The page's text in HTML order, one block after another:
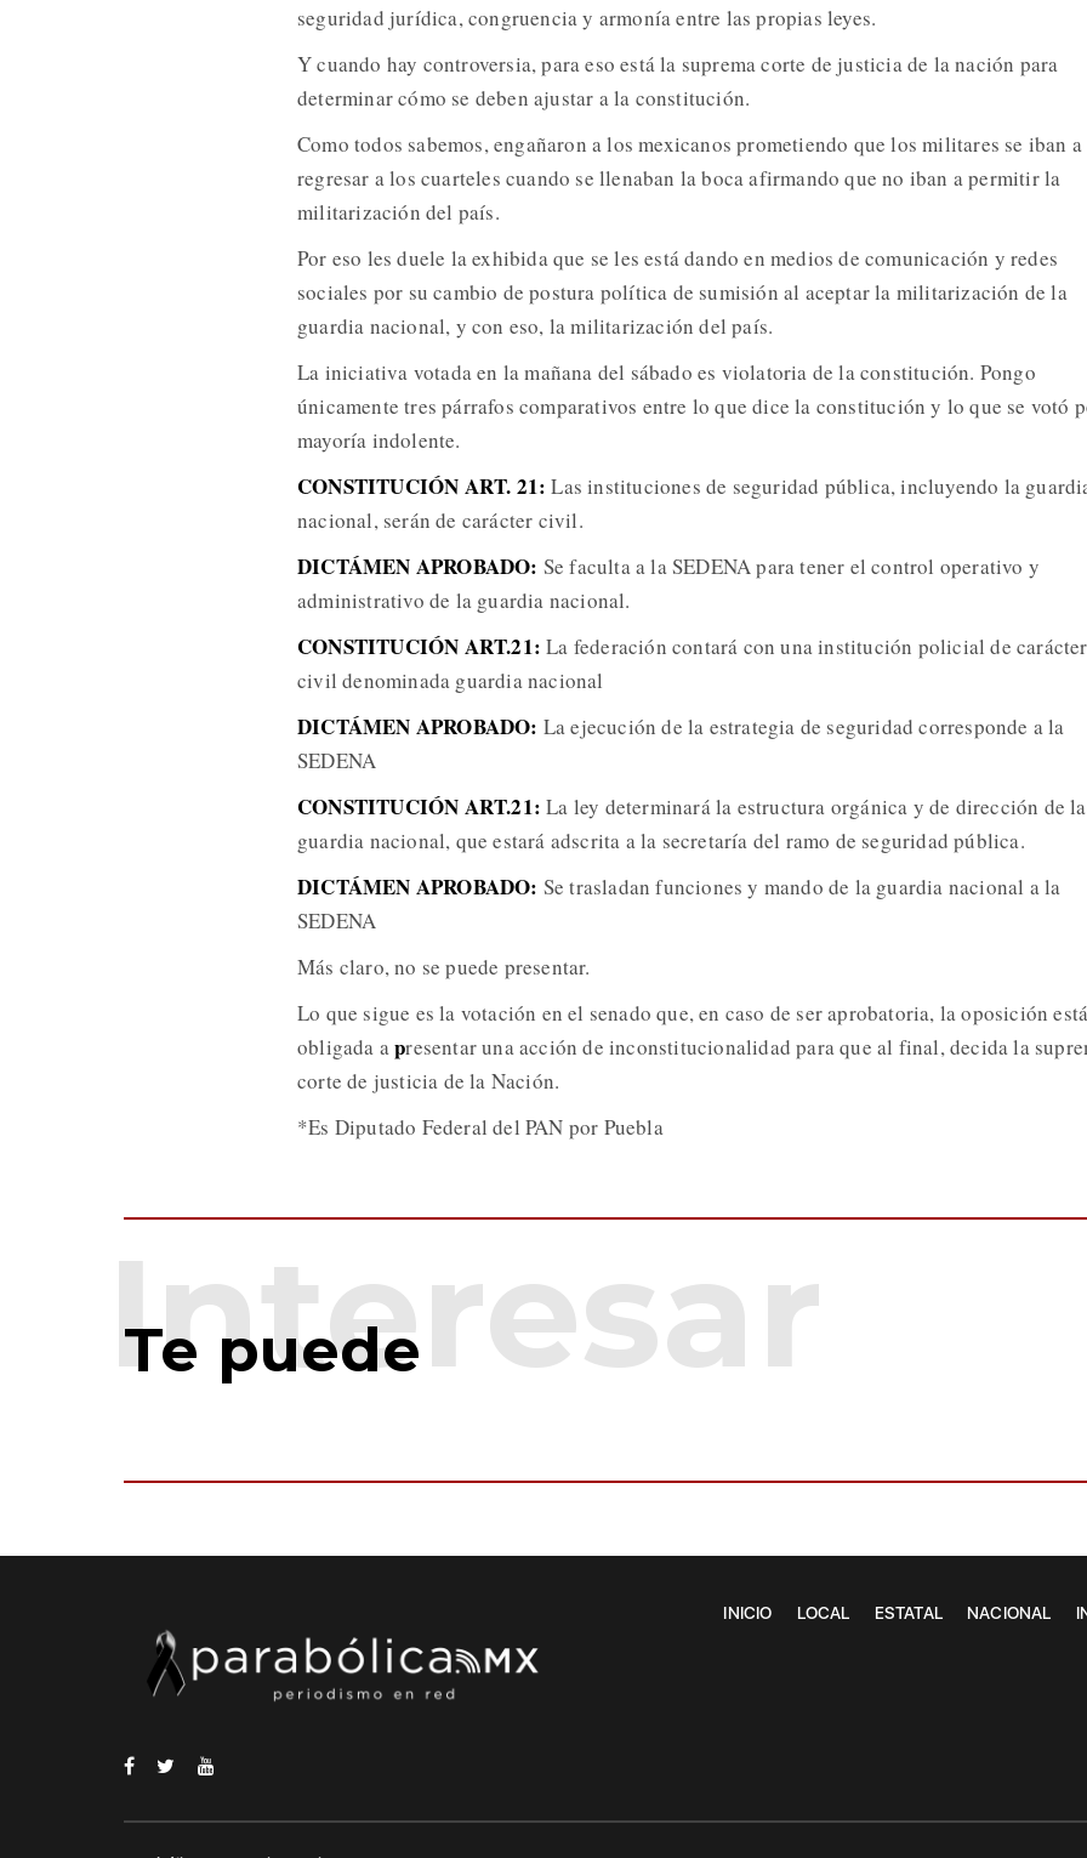
seguridad jurídica, congruencia y armonía entre las propias leyes.
Y cuando hay controversia, para eso está la suprema corte de justicia de la nación para
determinar cómo se deben ajustar a la constitución.
Como todos sabemos, engañaron a los mexicanos prometiendo que los militares se iban a
regresar a los cuarteles cuando se llenaban la boca afirmando que no iban a permitir la
militarización del país.
Por eso les duele la exhibida que se les está dando en medios de comunicación y redes
sociales por su cambio de postura política de sumisión al aceptar la militarización de la
guardia nacional, y con eso, la militarización del país.
La iniciativa votada en la mañana del sábado es violatoria de la constitución. Pongo
únicamente tres párrafos comparativos entre lo que dice la constitución y lo que se votó
mayoría indolente.
CONSTITUCIÓN ART. 21:Las instituciones de seguridad pública, incluyendo la
nacional, serán de carácter civil.
DICTÁMEN APROBADO: Se faculta a la SEDENA para tener el control operativo y
administrativo de la guardia nacional.
CONSTITUCIÓN ART.21:La federación contará con una institución policial de carácter
civil denominada guardia nacional
DICTÁMEN APROBADO: La ejecución de la estrategia de seguridad corresponde a la
SEDENA
CONSTITUCIÓN ART.21:La ley determinará la estructura orgánica y de dirección de la
guardia nacional, que estará adscrita a la secretaría del ramo de seguridad pública.
DICTÁMEN APROBADO: Se trasladan funciones y mando de la guardia nacional a la
SEDENA
Más claro, no se puede presentar.
Lo que sigue es la votación en el senado que, en caso de ser aprobatoria, la oposición está
obligada apresentar una acción de inconstitucionalidad para que al final, decida la
corte de justicia de la Nación.
*Es Diputado Federal del PAN por Puebla
Te puede
INICIO LOCAL ESTATAL NACIONAL